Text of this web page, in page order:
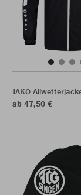
JAKO
ab 47,50 €